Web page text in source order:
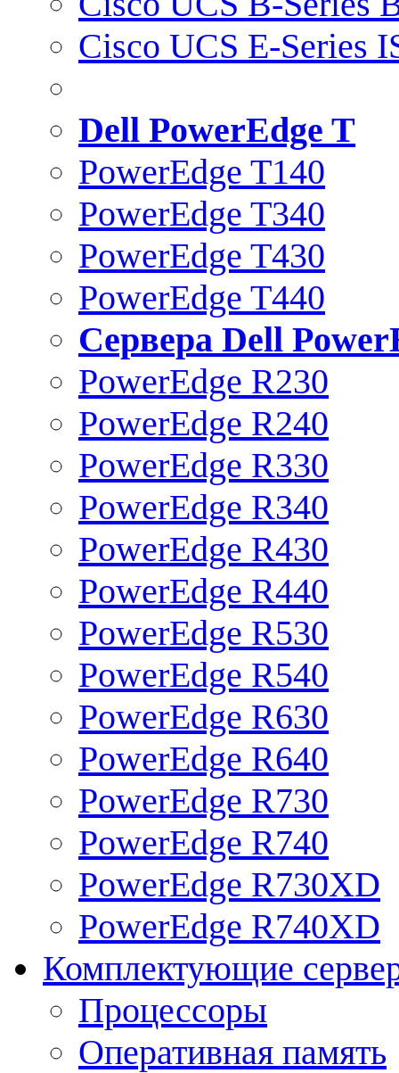
Cisco UCS E-Series
Dell PowerEdge T
PowerEdge T140
PowerEdge T340
PowerEdge T430
PowerEdge T440
Сервера Dell
PowerEdge R230
PowerEdge R240
PowerEdge R330
PowerEdge R340
PowerEdge R430
PowerEdge R440
PowerEdge R530
PowerEdge R540
PowerEdge R630
PowerEdge R640
PowerEdge R730
PowerEdge R740
PowerEdge R730XD
PowerEdge R740XD
Комплектующие
Процессоры
Оперативная память